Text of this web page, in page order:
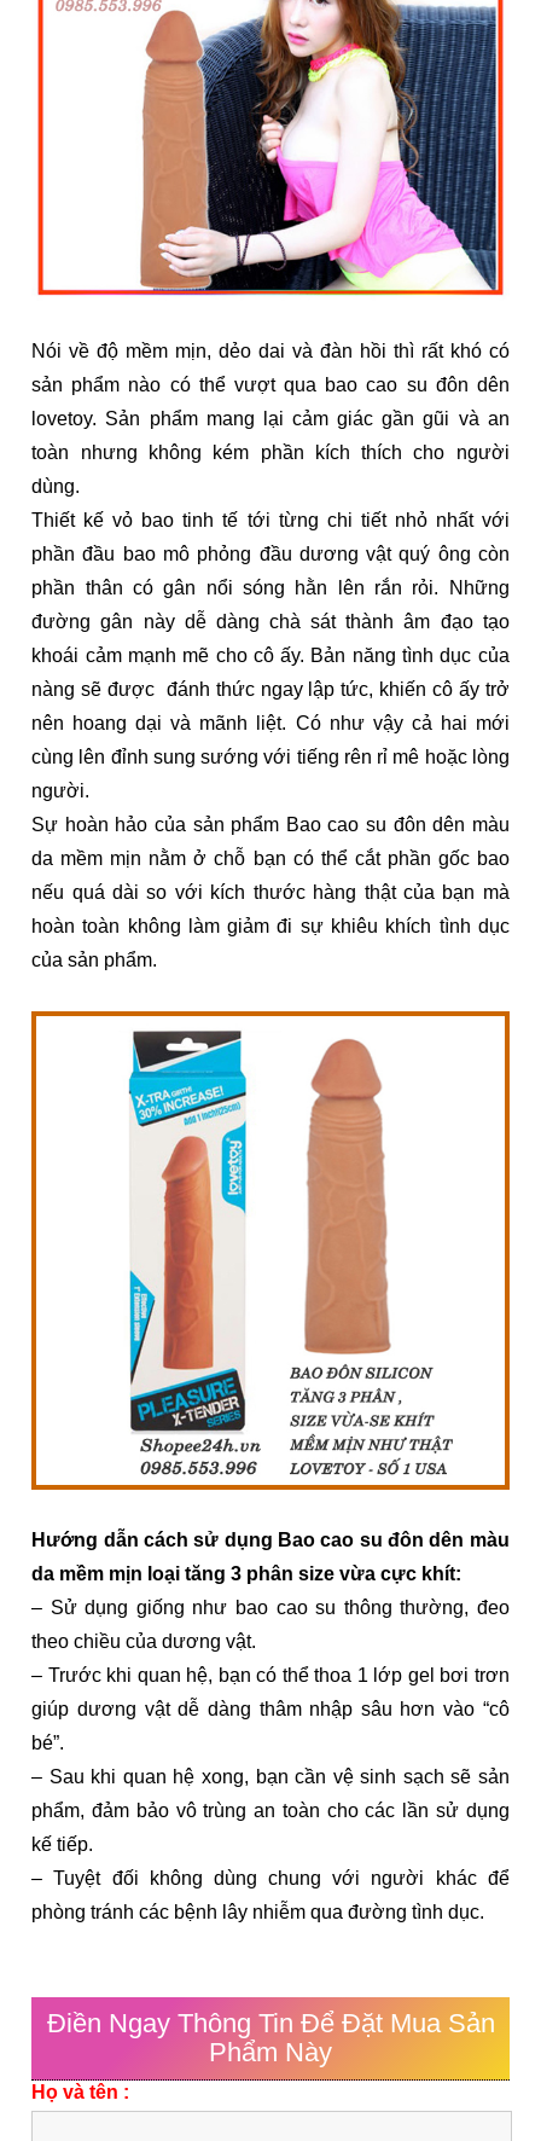
Nói về độ mềm mịn, dẻo dai và đàn hồi thì rất khó có
sản phẩm nào có thể vượt qua bao cao su đôn dên
lovetoy. Sản phẩm mang lại cảm giác gần gũi và an
toàn nhưng không kém phần kích thích cho người
dùng.
Thiết kế vỏ bao tinh tế tới từng chi tiết nhỏ nhất với
phần đầu bao mô phỏng đầu dương vật quý ông còn
phần thân có gân nổi sóng hằn lên rắn rỏi. Những
đường gân này dễ dàng chà sát thành âm đạo tạo
khoái cảm mạnh mẽ cho cô ấy. Bản năng tình dục của
nàng sẽ được đánh thức ngay lập tức, khiến cô ấy trở
nên hoang dại và mãnh liệt. Có như vậy cả hai mới
cùng lên đỉnh sung sướng với tiếng rên rỉ mê hoặc lòng
người.
Sự hoàn hảo của sản phẩm Bao cao su đôn dên màu
da mềm mịn nằm ở chỗ bạn có thể cắt phần gốc bao
nếu quá dài so với kích thước hàng thật của bạn mà
hoàn toàn không làm giảm đi sự khiêu khích tình dục
của sản phẩm.
Hướng dẫn cách sử dụng Bao cao su đôn dên màu
da mềm mịn loại tăng 3 phân size vừa cực khít:
– Sử dụng giống như bao cao su thông thường, đeo
theo chiều của dương vật.
– Trước khi quan hệ, bạn có thể thoa 1 lớp gel bơi trơn
giúp dương vật dễ dàng thâm nhập sâu hơn vào “cô
bé”.
– Sau khi quan hệ xong, bạn cần vệ sinh sạch sẽ sản
phẩm, đảm bảo vô trùng an toàn cho các lần sử dụng
kế tiếp.
– Tuyệt đối không dùng chung với người khác để
phòng tránh các bệnh lây nhiễm qua đường tình dục.
Điền Ngay Thông Tin Để Đặt Mua Sản
Phẩm Này
Họ và tên :